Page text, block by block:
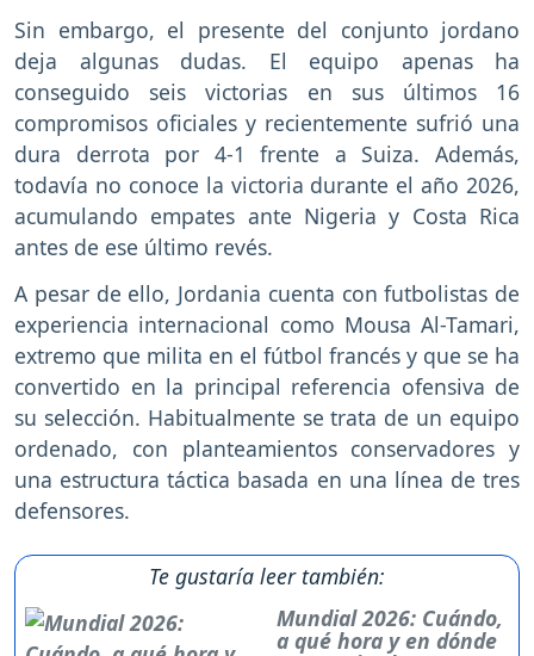
Sin embargo, el presente del conjunto jordano
deja algunas dudas. El equipo apenas ha
conseguido seis victorias en sus últimos 16
compromisos oficiales y recientemente sufrió una
dura derrota por 4-1 frente a Suiza. Además,
todavía no conoce la victoria durante el año 2026,
acumulando empates ante Nigeria y Costa Rica
antes de ese último revés.
A pesar de ello, Jordania cuenta con futbolistas de
experiencia internacional como Mousa Al-Tamari,
extremo que milita en el fútbol francés y que se ha
convertido en la principal referencia ofensiva de
su selección. Habitualmente se trata de un equipo
ordenado, con planteamientos conservadores y
una estructura táctica basada en una línea de tres
defensores.
Te gustaría leer también:
Mundial 2026: Cuándo,
a qué hora y en dónde